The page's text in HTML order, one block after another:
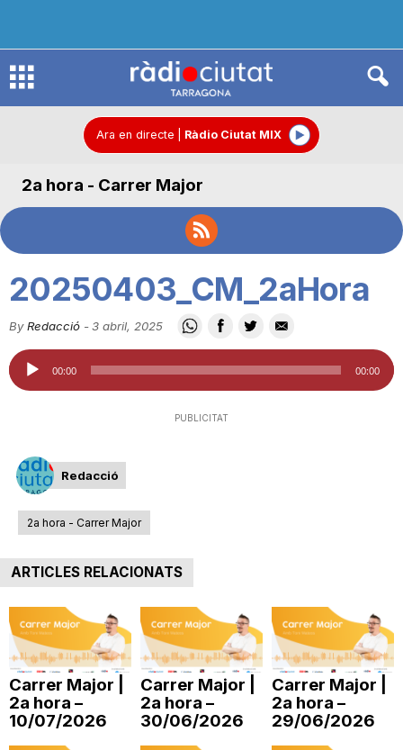
R
d
C
u
t
t
d
Ara en directe Ràdio Ciutat MIX
2a hora - Carrer Major
20250403_CM_2aHora
By Redacció -3 abril, 2025
Reproductor
d'àudio
00:00 00:00
PUBLICITAT
Redacció
2a hora - Carrer Major
ARTICLES RELACIONATS
Carrer Major |
2a hora –
10/07/2026
Carrer Major |
2a hora –
30/06/2026
Carrer Major |
2a hora –
29/06/2026